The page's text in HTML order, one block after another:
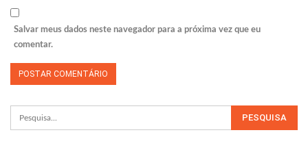
Salvar meus dados neste navegador para a próxima vez que eu
comentar.